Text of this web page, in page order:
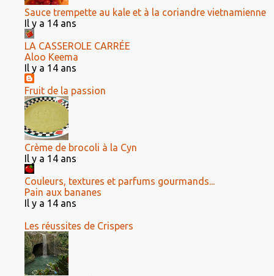
Sauce trempette au kale et à la coriandre vietnamienne
Il y a 14 ans
LA CASSEROLE CARRÉE
Aloo Keema
Il y a 14 ans
Fruit de la passion
Crème de brocoli à la Cyn
Il y a 14 ans
Couleurs, textures et parfums gourmands...
Pain aux bananes
Il y a 14 ans
Les réussites de Crispers